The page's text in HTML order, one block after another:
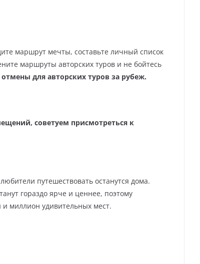
маршрут мечты, составьте личный список
маршруты авторских туров и не бойтесь
для авторских туров за рубеж.
советуем присмотреться к
путешествовать останутся дома.
гораздо ярче и ценнее, поэтому
миллион удивительных мест.